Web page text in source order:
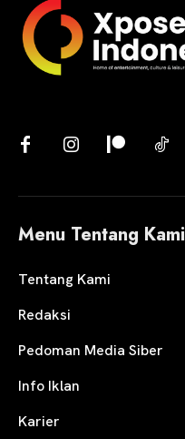
Menu Tentang Kami
Tentang Kami
Redaksi
Pedoman Media Siber
Info Iklan
Karier